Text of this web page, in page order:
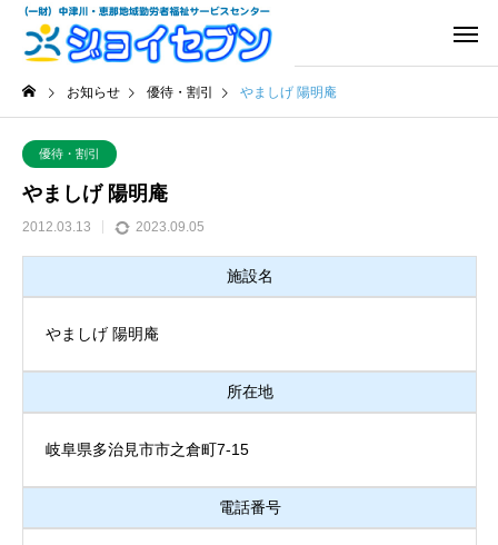
お知らせ 優待・割引 やましげ 陽明庵
優待・割引
やましげ 陽明庵
2012.03.13 2023.09.05
施設名
やましげ 陽明庵
所在地
岐阜県多治見市市之倉町7-15
電話番号